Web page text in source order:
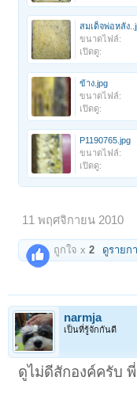
สมเด็จพ่อหลัง
ขนาดไฟล์:
เปิดดู:
ข้าง.jpg
ขนาดไฟล์:
เปิดดู:
P1190765.jpg
ขนาดไฟล์:
เปิดดู:
11 พฤศจิกายน 2010
ถูกใจ x2 ดูรายก
narmja
เป็นที่รู้จักกันดี
ดูไม่ดีสักองค์ครับ พี่